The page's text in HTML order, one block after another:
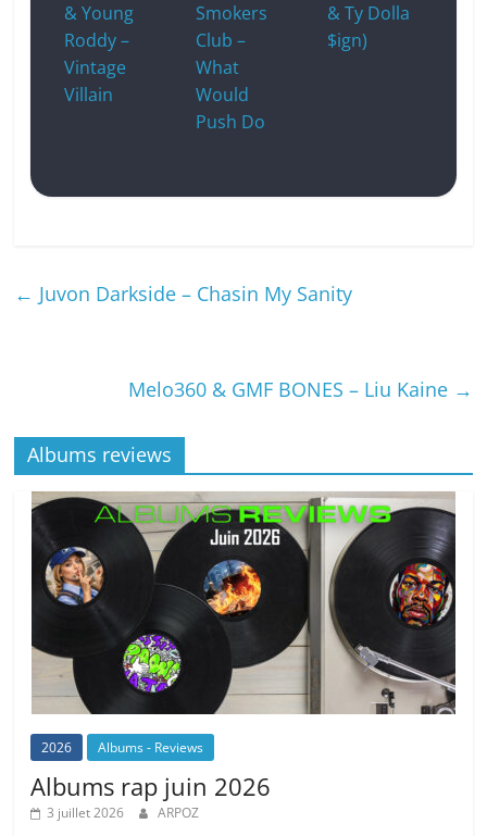
& Young
Roddy –
Vintage
Villain
Smokers
Club –
What
Would
Push Do
& Ty Dolla
$ign)
← Juvon Darkside – Chasin My Sanity
Melo360 & GMF BONES – Liu Kaine →
Albums reviews
2026 Albums - Reviews
Albums rap juin 2026
3 juillet 2026 ARPOZ